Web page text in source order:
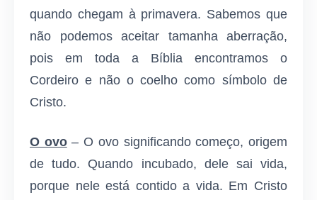
quando chegam à primavera. Sabemos que
não podemos aceitar tamanha aberração,
pois em toda a Bíblia encontramos o
Cordeiro e não o coelho como símbolo de
Cristo.
O ovo– O ovo significando começo, origem
de tudo. Quando incubado, dele sai vida,
porque nele está contido a vida. Em Cristo